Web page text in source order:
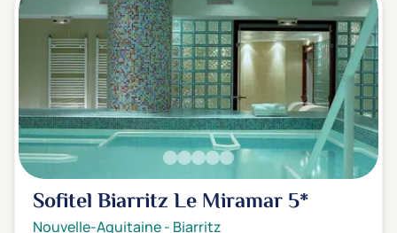
Sofitel Biarritz Le Miramar5*
Nouvelle-Aquitaine- Biarritz